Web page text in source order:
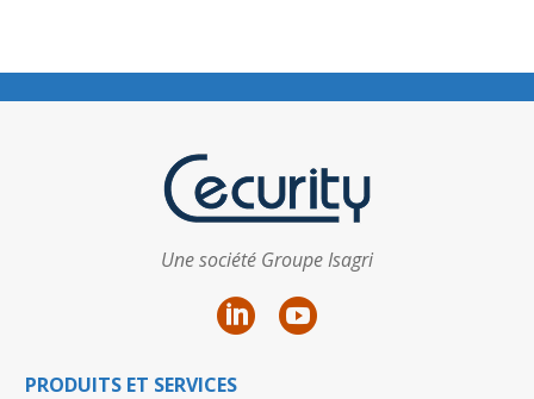
Une société Groupe Isagri
PRODUITS ET SERVICES